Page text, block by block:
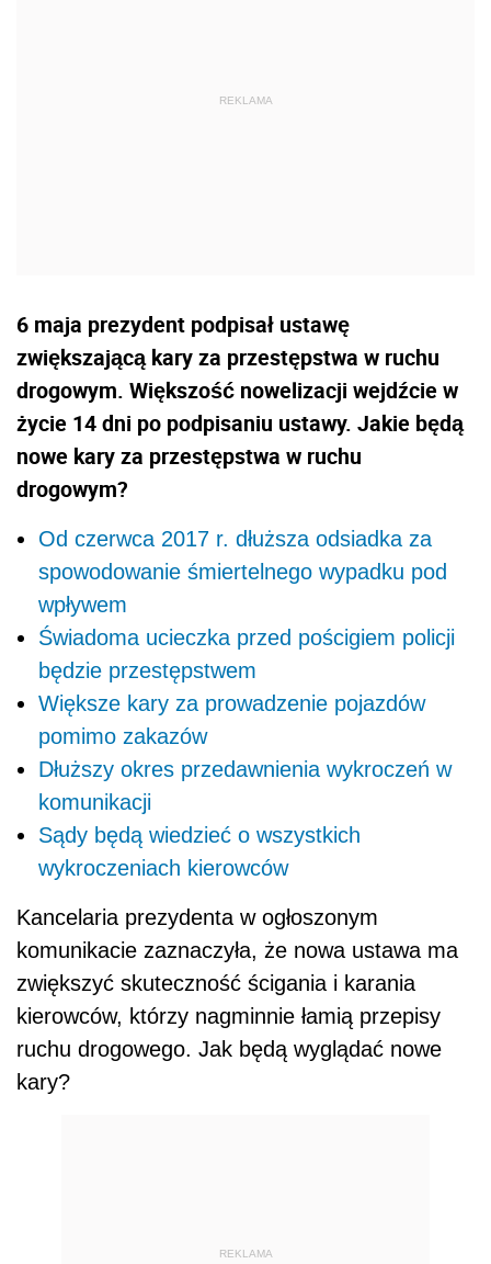
6 maja prezydent podpisał ustawę
zwiększającą kary za przestępstwa w ruchu
drogowym. Większość nowelizacji wejdźcie w
życie 14 dni po podpisaniu ustawy. Jakie będą
nowe kary za przestępstwa w ruchu
drogowym?
Od czerwca 2017 r. dłuższa odsiadka za
spowodowanie śmiertelnego wypadku pod
wpływem
Świadoma ucieczka przed pościgiem policji
będzie przestępstwem
Większe kary za prowadzenie pojazdów
pomimo zakazów
Dłuższy okres przedawnienia wykroczeń w
komunikacji
Sądy będą wiedzieć o wszystkich
wykroczeniach kierowców
Kancelaria prezydenta w ogłoszonym
komunikacie zaznaczyła, że nowa ustawa ma
zwiększyć skuteczność ścigania i karania
kierowców, którzy nagminnie łamią przepisy
ruchu drogowego. Jak będą wyglądać nowe
kary?
REKLAMA